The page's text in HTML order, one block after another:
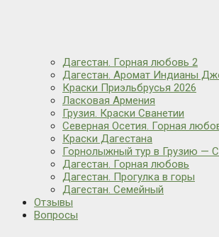
Дагестан. Горная любовь 2
Дагестан. Аромат Индианы
Краски Приэльбрусья 2026
Ласковая Армения
Грузия. Краски Сванетии
Северная Осетия. Горная
Краски Дагестана
Горнолыжный тур в Грузию —
Дагестан. Горная любовь
Дагестан. Прогулка в горы
Дагестан. Семейный
Отзывы
Вопросы